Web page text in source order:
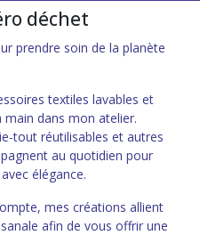
déchet
prendre soin de la planète
textiles lavables et
dans mon atelier.
tout réutilisables et autres
au quotidien pour
élégance.
mes créations allient
afin de vous offrir une